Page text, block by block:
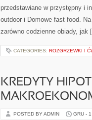
przedstawiane w przystępny i
outdoor i Domowe fast food.
zarówno codzienne obiady, jak
CATEGORIES: ROZGRZEWKI I
KREDYTY
POSTED BY ADMIN GRU -